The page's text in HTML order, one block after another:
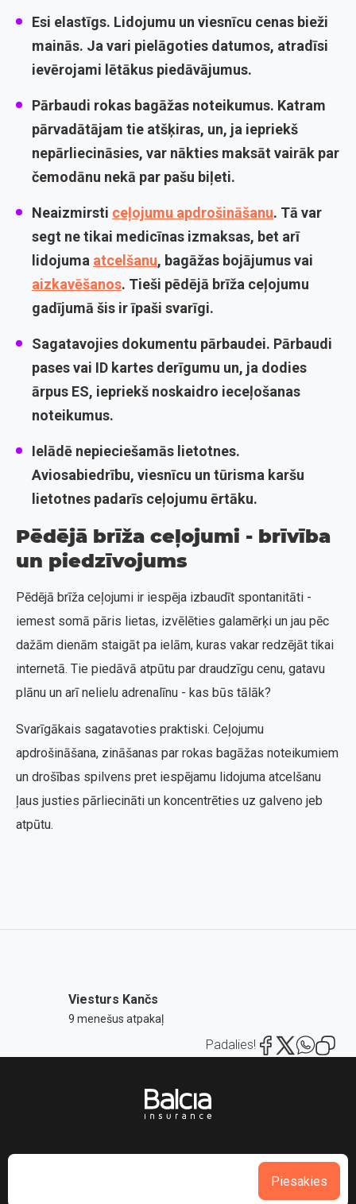
Esi elastīgs. Lidojumu un viesnīcu cenas bieži
mainās. Ja vari pielāgoties datumos, atradīsi
ievērojami lētākus piedāvājumus.
Pārbaudi rokas bagāžas noteikumus. Katram
pārvadātājam tie atšķiras, un, ja iepriekš
nepārliecināsies, var nākties maksāt vairāk par
čemodānu nekā par pašu biļeti.
Neaizmirsti ceļojumu apdrošināšanu. Tā var
segt ne tikai medicīnas izmaksas, bet arī
lidojuma atcelšanu, bagāžas bojājumus vai
aizkavēšanos. Tieši pēdējā brīža ceļojumu
gadījumā šis ir īpaši svarīgi.
Sagatavojies dokumentu pārbaudei. Pārbaudi
pases vai ID kartes derīgumu un, ja dodies
ārpus ES, iepriekš noskaidro ieceļošanas
noteikumus.
Ielādē nepieciešamās lietotnes.
Aviosabiedrību, viesnīcu un tūrisma karšu
lietotnes padarīs ceļojumu ērtāku.
Pēdējā brīža ceļojumi - brīvība
un piedzīvojums
Pēdējā brīža ceļojumi ir iespēja izbaudīt spontanitāti -
iemest somā pāris lietas, izvēlēties galamērķi un jau pēc
dažām dienām staigāt pa ielām, kuras vakar redzējāt tikai
internetā. Tie piedāvā atpūtu par draudzīgu cenu, gatavu
plānu un arī nelielu adrenalīnu - kas būs tālāk?
Svarīgākais sagatavoties praktiski. Ceļojumu
apdrošināšana, zināšanas par rokas bagāžas noteikumiem
un drošības spilvens pret iespējamu lidojuma atcelšanu
ļaus justies pārliecināti un koncentrēties uz galveno jeb
atpūtu.
Viesturs Kančs
9 menešus atpakaļ
Padalies!
Piesakies